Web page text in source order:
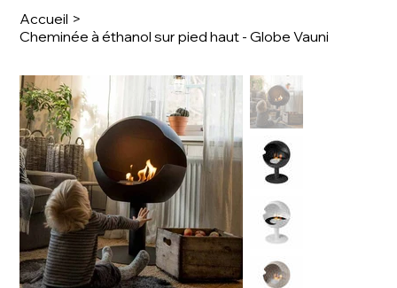
Accueil >
Cheminée à éthanol sur pied haut - Globe Vauni